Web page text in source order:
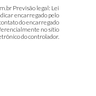
Previsão legal: Lei
encarregado pelo
do encarregado
no sítio
do controlador.